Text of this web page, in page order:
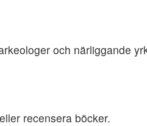
och närliggande
recensera böcker.